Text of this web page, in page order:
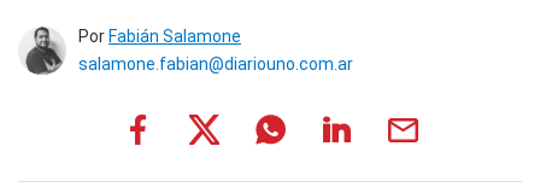
Por Fabián Salamone
salamone.fabian@diariouno.com.ar